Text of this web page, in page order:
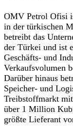
OMV Petrol Ofisi
in der türkischen
betreibt das
der Türkei und ist
Geschäfts- und
Verkaufsvolumen
Darüber hinaus
Speicher- und
Treibstoffmarkt
über 1 Million
größte Lieferant